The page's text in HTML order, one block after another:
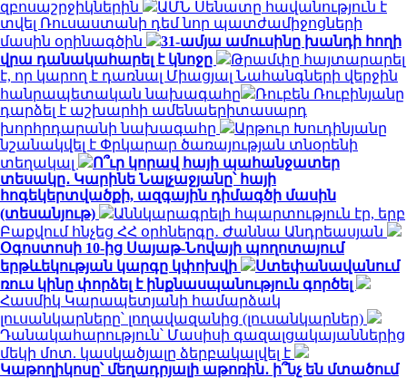
զբոսաշրջիկներին
ԱՄՆ Սենատը հավանություն է
տվել Ռուսաստանի դեմ նոր պատժամիջոցների
մասին օրինագծին
31-ամյա ամուսինը խանդի հողի
վրա դանակահարել է կնոջը
Թրամփը հայտարարել
է, որ կարող է դառնալ Միացյալ Նահանգների վերջին
հանրապետական ​​նախագահը
Ռուբեն Ռուբինյանը
դարձել է աշխարհի ամենաերիտասարդ
խորհրդարանի նախագահը
Արթուր Խուդինյանը
նշանակվել է Փրկարար ծառայության տնօրենի
տեղակալ
Ո՞ւր կորավ հայի պահանջատեր
տեսակը․ Կարինե Նալչաջյանը՝ հայի
հոգեկերտվածքի, ազգային դիմագծի մասին
(տեսանյութ)
Աննկարագրելի հպարտություն էր, երբ
Բաքվում հնչեց ՀՀ օրհներգը․ Ժաննա Անդրեասյան
Օգոստոսի 10-ից Սայաթ-Նովայի պողոտայում
երթևեկության կարգը կփոխվի
Ստեփանավանում
ռուս կինը փորձել է ինքնասպանություն գործել
Հասմիկ Կարապետյանի համարձակ
լուսանկարները՝ լողավազանից (լուսանկարներ)
Դանակահարություն՝ Մասիսի գազալցակայաններից
մեկի մոտ. կասկածյալը ձերբակալվել է
Կաթողիկոսը՝ մեղադրյալի աթոռին․ ի՞նչ են մտածում